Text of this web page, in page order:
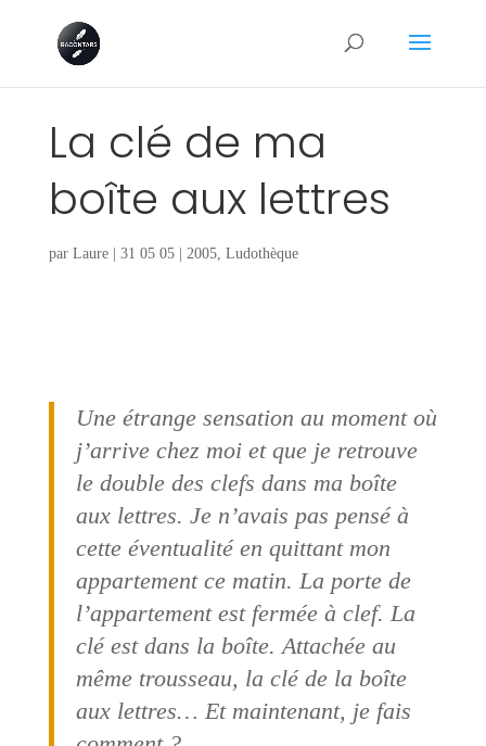
La clé de ma
boîte aux lettres
par Laure| 31 05 05| 2005, Ludothèque
Une étrange sensation au moment où
j’arrive chez moi et que je retrouve
le double des clefs dans ma boîte
aux lettres. Je n’avais pas pensé à
cette éventualité en quittant mon
appartement ce matin. La porte de
l’appartement est fermée à clef. La
clé est dans la boîte. Attachée au
même trousseau, la clé de la boîte
aux lettres… Et maintenant, je fais